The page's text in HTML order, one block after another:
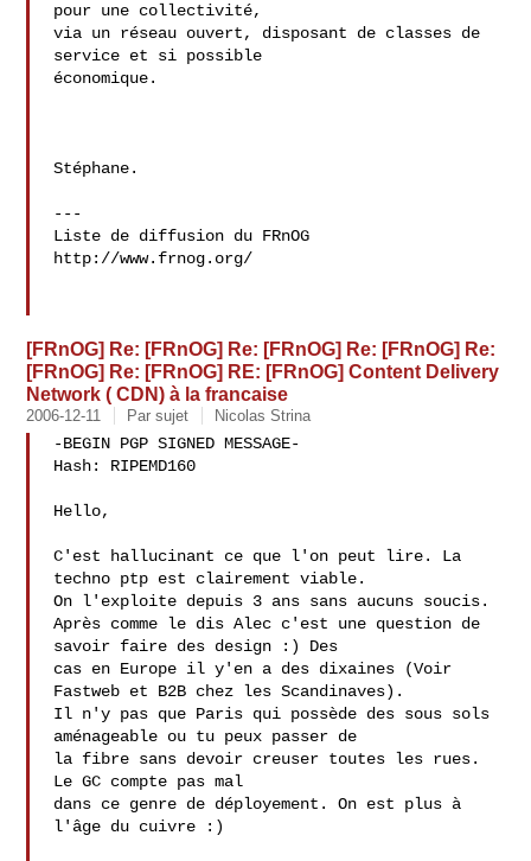
pour une collectivité,
via un réseau ouvert, disposant de classes de
service et si possible
économique.
Stéphane.
---
Liste de diffusion du FRnOG
http://www.frnog.org/
[FRnOG] Re: [FRnOG] Re: [FRnOG] Re: [FRnOG] Re:
[FRnOG] Re: [FRnOG] RE: [FRnOG] Content Delivery
Network ( CDN) à la francaise
2006-12-11 Par sujet Nicolas Strina
-BEGIN PGP SIGNED MESSAGE-
Hash: RIPEMD160
Hello,
C'est hallucinant ce que l'on peut lire. La
techno ptp est clairement viable.
On l'exploite depuis 3 ans sans aucuns soucis.
Après comme le dis Alec c'est une question de
savoir faire des design :) Des
cas en Europe il y'en a des dixaines (Voir
Fastweb et B2B chez les Scandinaves).
Il n'y pas que Paris qui possède des sous sols
aménageable ou tu peux passer de
la fibre sans devoir creuser toutes les rues.
Le GC compte pas mal
dans ce genre de déployement. On est plus à
l'âge du cuivre :)